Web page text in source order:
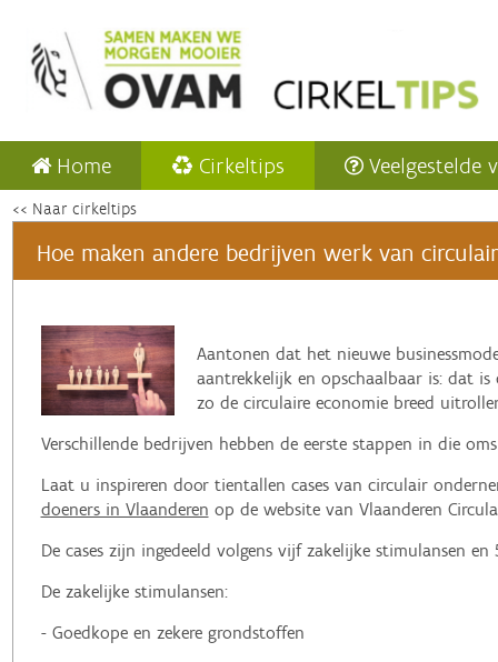
Home Cirkeltips Veelgestelde
<< Naar cirkeltips
Hoe maken andere bedrijven werk van
‌Aantonen dat het nieuwe
aantrekkelijk en opschaalbaar is: dat is
zo de circulaire economie breed
Verschillende bedrijven hebben de eerste stappen in die
Laat u inspireren door tientallen cases van circulair
doeners in Vlaanderen op de website van Vlaanderen
De cases zijn ingedeeld volgens vijf zakelijke stimulansen en
De zakelijke stimulansen:
- Goedkope en zekere grondstoffen